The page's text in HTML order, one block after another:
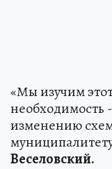
«Мы изучим
изменению
Веселовский.